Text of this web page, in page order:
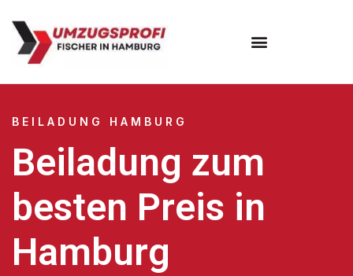
BEILADUNG HAMBURG
Beiladung zum
besten Preis in
Hamburg